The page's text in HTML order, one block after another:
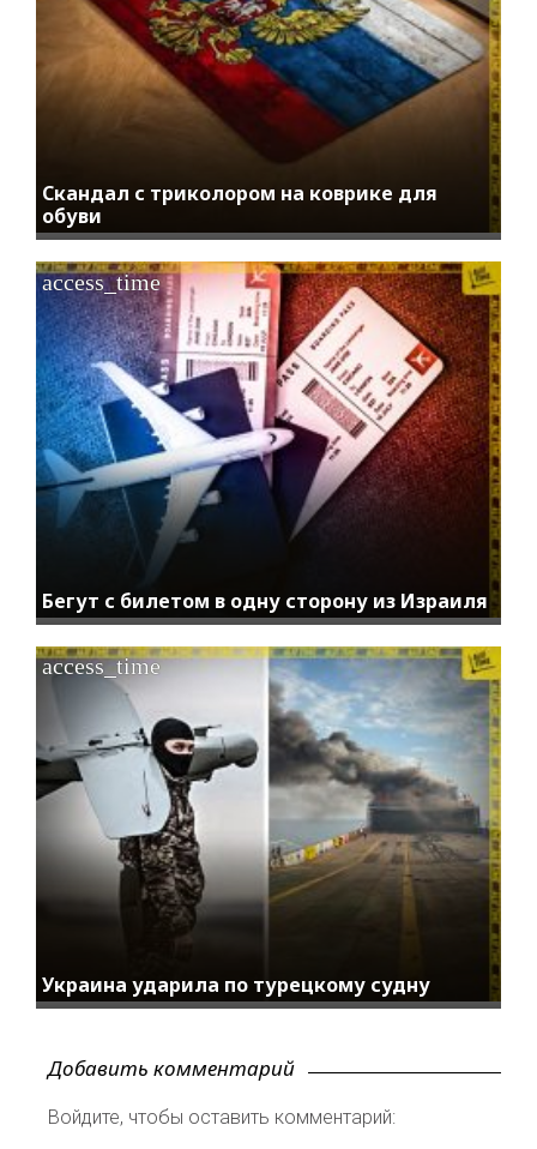
Скандал с триколором на коврике для
обуви
Бегут с билетом в одну сторону из Израиля
access_time
Украина ударила по турецкому судну
access_time
Добавить комментарий
Войдите, чтобы оставить комментарий: